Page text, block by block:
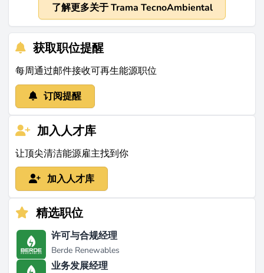
1986年
约70名员工（来源：rocketreach.co
的收入数据未公开。
业务范围
Trama TecnoAmbiental专注于分布式可再生能源的生
成，主要涉及太阳能光伏微电网、风能整合、电池储存
器”，可在单个和集体设施中管理和调节能源（来源：
agrofossilfree.eu）。他们提供全面的服务，包括项目识
别、可行性研究、详细工程设计、施工监督和维护，以
及在环境、监管和社会方面的跨领域支持（来源：
ttaenergy.com）。其目标市场涵盖拉丁美洲、非洲、地
中海地区、大洋洲、欧洲和亚洲的农村和偏远地区，服
务于政府、电力公用事业和世界银行、欧洲委员会等大
型多边机构（来源：idealist.org
了解更多关于 Trama TecnoAmbiental
获取职位提醒
每周通过邮件接收可再生能源职位
订阅提醒
加入人才库
让顶尖清洁能源雇主找到你
加入人才库
精选职位
许可与合规经理
Berde Renewables
业务发展经理